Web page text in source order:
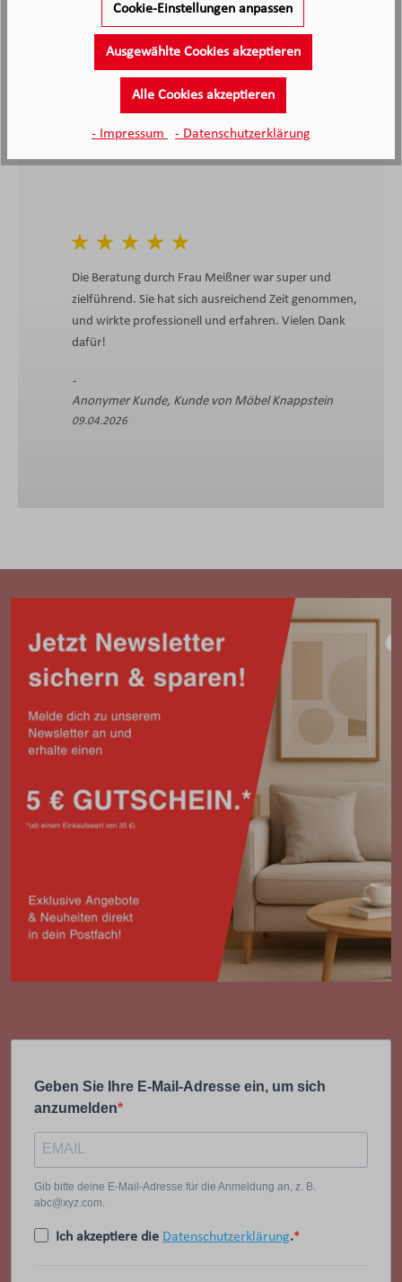
Stand: 07.08.26
/5.0
Kunden haben unseren Service
bewertet
4.4
Die Beratung durch Frau Meißner war super und
zielführend. Sie hat sich ausreichend Zeit genommen,
und wirkte professionell und erfahren. Vielen Dank
dafür!
Anonymer Kunde, Kunde von Möbel Knappstein
09.04.2026
Geben Sie Ihre E-Mail-Adresse ein, um sich
anzumelden
Gib bitte deine E-Mail-Adresse für die Anmeldung an, z. B.
abc@xyz.com.
Ich akzeptiere die Datenschutzerklärung.
Cookie-Einstellungen anpassen
Ausgewählte Cookies akzeptieren
Alle Cookies akzeptieren
- Impressum - Datenschutzerklärung